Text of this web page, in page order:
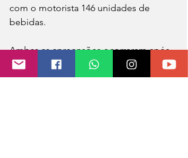
com o motorista 146 unidades de
bebidas.
Ambas as apreensões ocorreram após
abordagens de veículos advindos da
área de fronteira.